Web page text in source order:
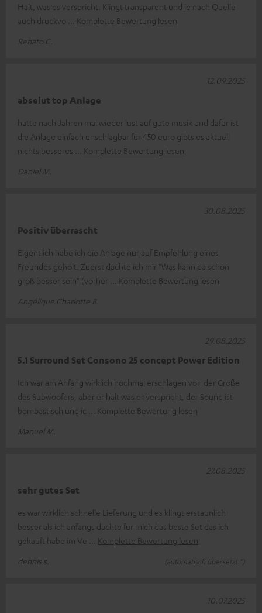
Hält, was es verspricht. Klingt transparent und je nach Quelle
auch druckvo
Komplette Bewertung lesen
Renato C.
abselut top Anlage
hatte nach Jahren mal wieder lust auf gute musik und dafür ist
die Anlage einfach unschlagbar für 450 euro gibts es aktuell
nichts besseres
Komplette Bewertung lesen
Daniel M.
12.09.2025
Positiv überrascht
Eigentlich habe ich die Anlage nur auf Empfehlung eines
Freundes geholt. Zuerst dachte ich mir "Was kann da schon
groß besser sein" (vorher
Komplette Bewertung lesen
Angélique Charlotte B.
30.08.2025
5.1 Surround Set Consono 25 concept Power Edition
Ich war am Anfang wirklich nochmal erschlagen von der Größe
des Subwoofers, aber er hält was er verspricht, der Sound ist
bombastisch und ic
Komplette Bewertung lesen
Manuel M.
29.08.2025
sehr gutes Set
es war wirklich schnelle Lieferung und es klingt erstaunlich
besser als ich anfangs dachte für mich das beste Set das ich
gekauft habe im Ve
Komplette Bewertung lesen
dennis s.
(automatisch übersetzt *)
27.08.2025
10.07.2025